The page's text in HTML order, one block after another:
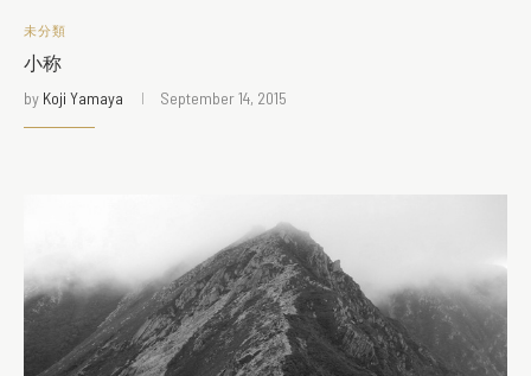
未分類
小称
by Koji Yamaya September 14, 2015